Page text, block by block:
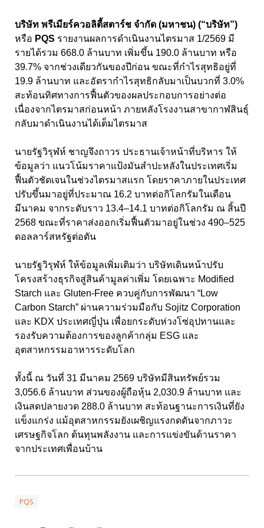
บริษัท พรีเมียร์ควอลิตี้สตาร์ช จำกัด (มหาชน) (“บริษัท”)
หรือ PQS รายงานผลการดำเนินงานไตรมาส 1/2569 มี
รายได้รวม 668.0 ล้านบาท เพิ่มขึ้น 190.0 ล้านบาท หรือ
39.7% จากช่วงเดียวกันของปีก่อน ขณะที่กำไรสุทธิอยู่ที่
19.9 ล้านบาท และอัตรากำไรสุทธิกลับมาเป็นบวกที่ 3.0%
สะท้อนทิศทางการฟื้นตัวของผลประกอบการอย่างต่อ
เนื่องจากไตรมาสก่อนหน้า ภายหลังโรงงานสาขากาฬสินธุ์
กลับมาดำเนินงานได้เต็มไตรมาส
นายรัฐวิรุฬห์ ชาญจึงถาวร ประธานเจ้าหน้าที่บริหาร ให้
ข้อมูลว่า แนวโน้มราคาแป้งมันสำปะหลังในประเทศเริ่ม
ฟื้นตัวชัดเจนในช่วงไตรมาสแรก โดยราคาภายในประเทศ
ปรับขึ้นมาอยู่ที่ประมาณ 16.2 บาทต่อกิโลกรัมในเดือน
มีนาคม จากระดับราว 13.4–14.1 บาทต่อกิโลกรัม ณ สิ้นปี
2568 ขณะที่ราคาส่งออกเริ่มฟื้นตัวมาอยู่ในช่วง 490–525
ดอลลาร์สหรัฐต่อตัน
นายรัฐวิรุฬห์ ให้ข้อมูลเพิ่มเติมว่า บริษัทเดินหน้าปรับ
โครงสร้างธุรกิจสู่สินค้ามูลค่าเพิ่ม โดยเฉพาะ Modified
Starch และ Gluten-Free ควบคู่กับการพัฒนา “Low
Carbon Starch” ผ่านความร่วมมือกับ Sojitz Corporation
และ KDX ประเทศญี่ปุ่น เพื่อยกระดับห่วงโซ่อุปทานและ
รองรับความต้องการของลูกค้ากลุ่ม ESG และ
อุตสาหกรรมอาหารระดับโลก
ทั้งนี้ ณ วันที่ 31 มีนาคม 2569 บริษัทมีสินทรัพย์รวม
3,056.6 ล้านบาท ส่วนของผู้ถือหุ้น 2,030.9 ล้านบาท และ
เงินสดปลายงวด 288.0 ล้านบาท สะท้อนฐานะการเงินที่ยัง
แข็งแกร่ง แม้อุตสาหกรรมยังเผชิญแรงกดดันจากภาวะ
เศรษฐกิจโลก ต้นทุนพลังงาน และการแข่งขันด้านราคา
จากประเทศเพื่อนบ้าน
PQS